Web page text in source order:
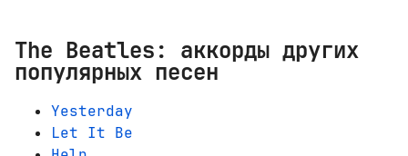
The Beatles: аккорды других
популярных песен
Yesterday
Let It Be